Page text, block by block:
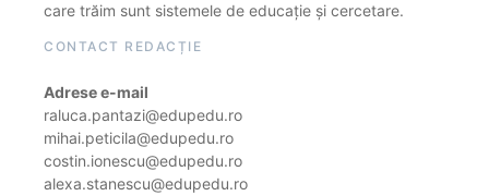
care trăim sunt sistemele de educație și cercetare.
CONTACT REDACȚIE
Adrese e-mail
raluca.pantazi@edupedu.ro
mihai.peticila@edupedu.ro
costin.ionescu@edupedu.ro
alexa.stanescu@edupedu.ro